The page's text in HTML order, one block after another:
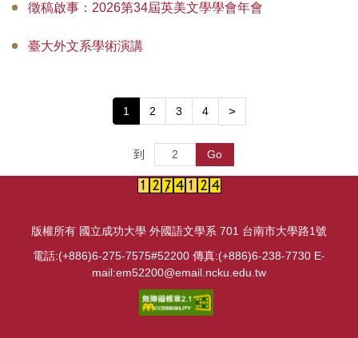
徵稿啟事：2026第34屆英美文學學會年會
臺大外文系學術演講
1 2 3 4 >
到 Go
版權所有 國立成功大學 外國語文學系 701 台南市大學路1號
電話:(+886)6-275-7575#52200 傳真:(+886)6-238-7730 E-
mail:em52200@email.ncku.edu.tw